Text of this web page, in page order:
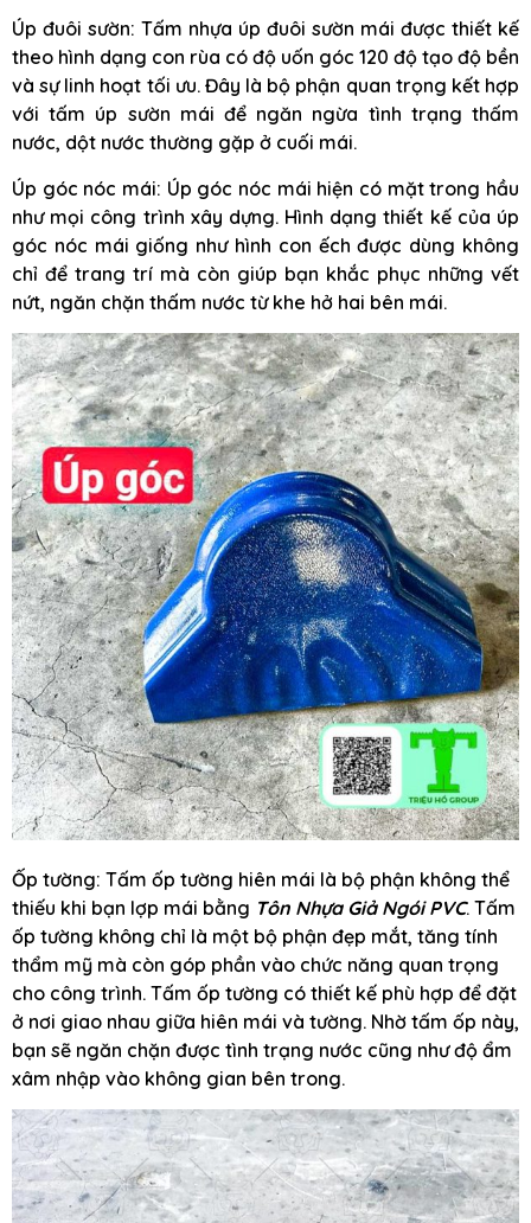
Úp đuôi sườn: Tấm nhựa úp đuôi sườn mái được thiết kế
theo hình dạng con rùa có độ uốn góc 120 độ tạo độ bền
và sự linh hoạt tối ưu. Đây là bộ phận quan trọng kết hợp
với tấm úp sườn mái để ngăn ngừa tình trạng thấm
nước, dột nước thường gặp ở cuối mái.
Úp góc nóc mái: Úp góc nóc mái hiện có mặt trong hầu
như mọi công trình xây dựng. Hình dạng thiết kế của úp
góc nóc mái giống như hình con ếch được dùng không
chỉ để trang trí mà còn giúp bạn khắc phục những vết
nứt, ngăn chặn thấm nước từ khe hở hai bên mái.
Ốp tường: Tấm ốp tường hiên mái là bộ phận không thể
thiếu khi bạn lợp mái bằng Tôn Nhựa Giả Ngói PVC. Tấm
ốp tường không chỉ là một bộ phận đẹp mắt, tăng tính
thẩm mỹ mà còn góp phần vào chức năng quan trọng
cho công trình. Tấm ốp tường có thiết kế phù hợp để đặt
ở nơi giao nhau giữa hiên mái và tường. Nhờ tấm ốp này,
bạn sẽ ngăn chặn được tình trạng nước cũng như độ ẩm
xâm nhập vào không gian bên trong.